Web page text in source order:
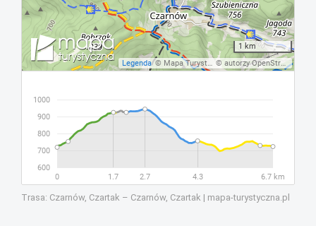
Trasa: Czarnów, Czartak – Czarnów, Czartak | mapa-turystyczna.pl